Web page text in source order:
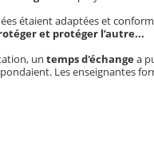
étaient adaptées et
et protéger l’autre...
un temps d'échangea
Les enseignantes